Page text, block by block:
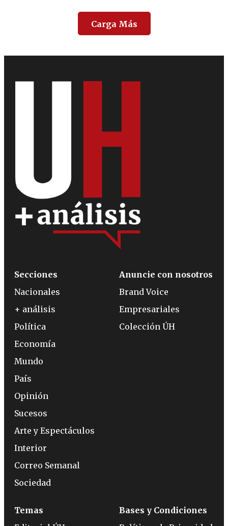
Carga Más
Secciones
Nacionales
+ análisis
Política
Economía
Mundo
País
Opinión
Sucesos
Arte y Espectáculos
Interior
Correo Semanal
Sociedad
Anuncie con nosotros
Brand Voice
Empresariales
Colección ÚH
Temas
Bases y Condiciones